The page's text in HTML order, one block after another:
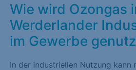
Wie wird Ozongas
Werderlander
im Gewerbe
In der industriellen Nutzung kann